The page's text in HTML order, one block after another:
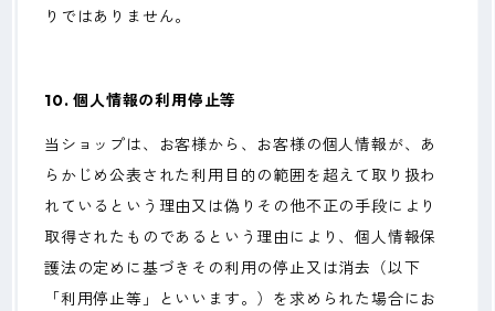
りではありません。
10. 個人情報の利用停止等
当ショップは、お客様から、お客様の個人情報が、あ
らかじめ公表された利用目的の範囲を超えて取り扱わ
れているという理由又は偽りその他不正の手段により
取得されたものであるという理由により、個人情報保
護法の定めに基づきその利用の停止又は消去（以下
「利用停止等」といいます。）を求められた場合にお